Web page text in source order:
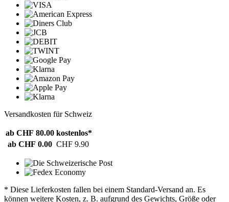
Versandkosten für Schweiz
ab CHF 80.00 kostenlos*
ab CHF 0.00 CHF 9.90
* Diese Lieferkosten fallen bei einem Standard-Versand an. Es
können weitere Kosten, z. B. aufgrund des Gewichts, Größe oder